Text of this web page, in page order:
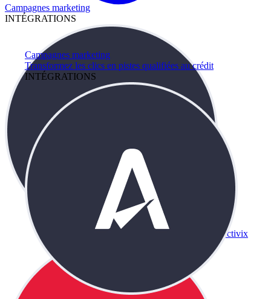
Campagnes marketing
Transformez les clics en pistes qualifiées au crédit
INTÉGRATIONS
Campagnes marketing
INTÉGRATIONS
Activix